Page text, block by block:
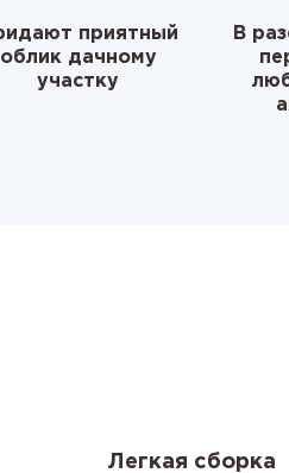
приятный
облик дачному
участку
В
Легкая сборка